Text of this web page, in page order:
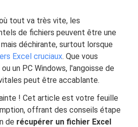
tout va très vite, les
de fichiers peuvent être une
déchirante, surtout lorsque
Excel cruciaux. Que vous
un PC Windows, l'angoisse de
peut être accablante.
! Cet article est votre feuille
offrant des conseils étape
de récupérer un fichier Excel